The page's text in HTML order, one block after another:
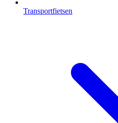
Transportfietsen